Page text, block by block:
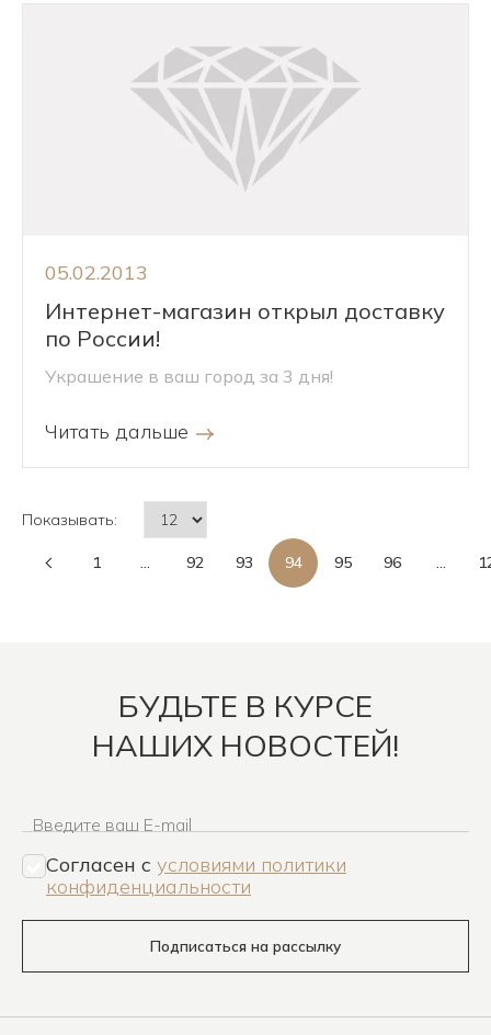
05.02.2013
Интернет-магазин открыл доставку
по России!
Украшение в ваш город за 3 дня!
Читать дальше
Показывать:
1 ... 92 93 94 95 96 ...
БУДЬТЕ В КУРСЕ
НАШИХ НОВОСТЕЙ!
Введите ваш E-mail
Согласен c условиями политики
конфиденциальности
Подписаться на рассылку